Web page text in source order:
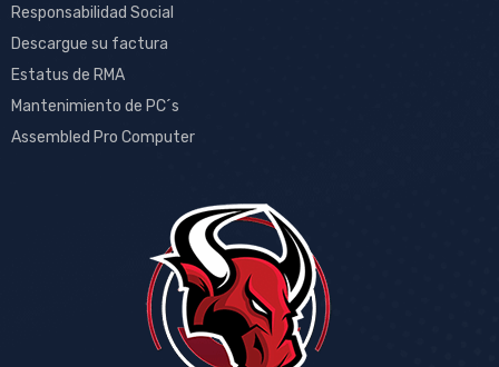
Responsabilidad Social
Descargue su factura
Estatus de RMA
Mantenimiento de PC´s
Assembled Pro Computer